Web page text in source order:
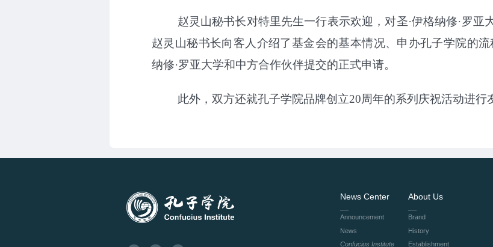
赵灵山秘书长对特里先生一行表示欢迎，对圣·伊格纳修·罗亚
赵灵山秘书长向客人介绍了基金会的基本情况、申办孔子学院的
纳修·罗亚大学和中方合作伙伴提交的正式申请。
此外，双方还就孔子学院品牌创立20周年的系列庆祝活动进行
News Center
Announcement
News
Confucius Institute
About Us
Brand
History
Establishment